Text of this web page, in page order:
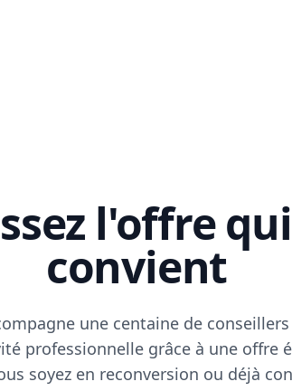
l'offre
convient
une centaine de
professionnelle grâce à une offre
soyez en reconversion ou déjà